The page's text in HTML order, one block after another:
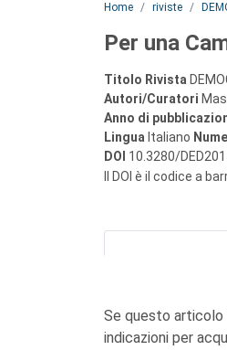
Home riviste
Per una
Titolo Rivista
Autori/Curatori
Anno di
Lingua Italiano
DOI 10.3280/
Il DOI è il codice a
Se questo articolo
indicazioni per